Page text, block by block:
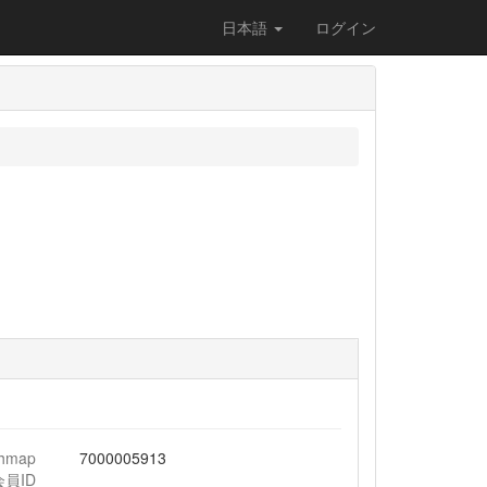
日本語 ログイン
員ID
7000005913